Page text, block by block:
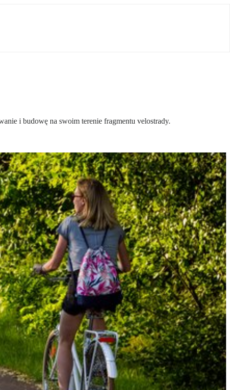
i budowę na swoim terenie fragmentu velostrady.